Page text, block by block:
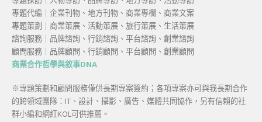
專題代編｜企業刊物、地方刊物、商業專欄、商業文案
專題策劃｜商業策展、活動策展、旅行策展、生活策展
諮詢服務｜品牌諮詢、行銷諮詢、平台諮詢、創業諮詢
顧問服務｜品牌顧問、行銷顧問、平台顧問、創業顧問
商業合作哲學與敘事DNA
※專題策劃和顧問服務僅供長期專案簽約；各項專案亦可與我長期合作
的跨領域團隊：IT、設計、攝影、廣告、媒體共同協作，另有信賴的社
群小編和網紅KOL可供推薦。